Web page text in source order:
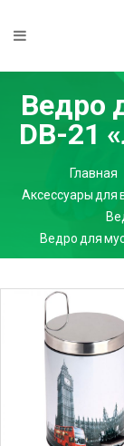
Ведро
DB-21
Главная
Аксессуары для
Ведро для